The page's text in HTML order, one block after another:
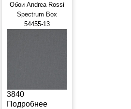
Обои Andrea Rossi
Spectrum Box
54455-13
3840
Подробнее